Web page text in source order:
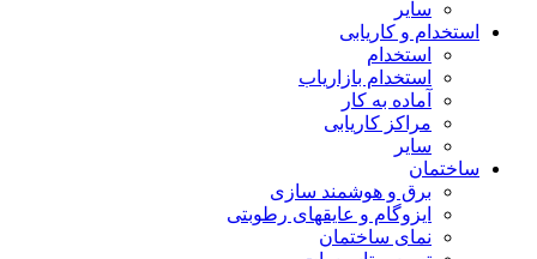
سایر
استخدام و کاریابی
استخدام
استخدام بازاریاب
آماده به کار
مراکز کاریابی
سایر
ساختمان
برق و هوشمند سازی
ایزوگام و عایقهای رطوبتی
نمای ساختمان